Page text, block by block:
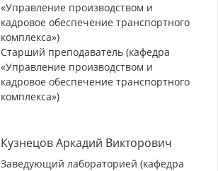
«Управление производством и
кадровое обеспечение транспортного
комплекса»)
Старший преподаватель (кафедра
«Управление производством и
кадровое обеспечение транспортного
комплекса»)
Кузнецов Аркадий Викторович
Заведующий лабораторией (кафедра